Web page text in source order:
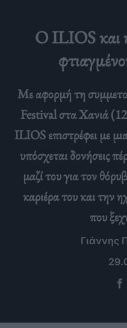
Ο ILIOS και
Με αφορμή τη
Festival στα Χανιά
ILIOS επιστρέφει με
υπόσχεται δονήσεις
μαζί του για τον
καριέρα του και την
που
Γιάννης